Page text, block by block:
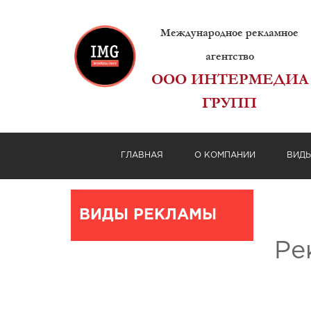
Международное рекламное
агентство
ООО ИНТЕРМЕДИА
ГРУПП
ГЛАВНАЯ О КОМПАНИИ
ВИДЫ РЕКЛАМЫ